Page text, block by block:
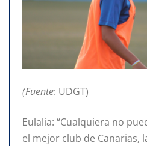
(Fuente: UDGT)
Eulalia: “Cualquiera no
el mejor club de Canarias,